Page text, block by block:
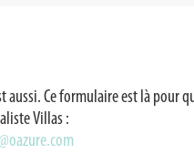
Ce formulaire est là pour
Villas :